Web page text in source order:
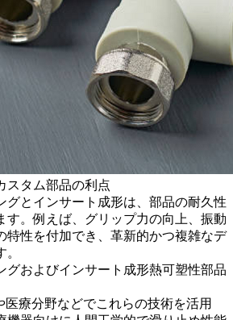
スタム部品の利点
グとインサート成形は、部品の耐久性
す。例えば、グリップ力の向上、振動
特性を付加でき、革新的かつ複雑なデ
グおよびインサート成形熱可塑性部品
医療分野などでこれらの技術を活用